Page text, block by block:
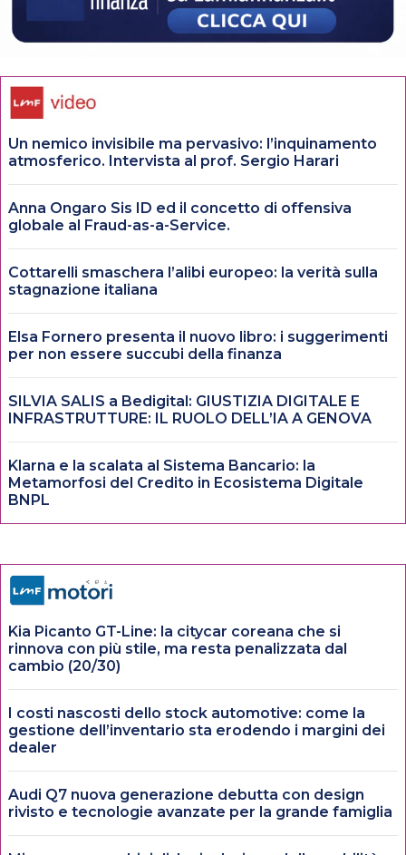
Un nemico invisibile ma pervasivo: l’inquinamento
atmosferico. Intervista al prof. Sergio Harari
Anna Ongaro Sis ID ed il concetto di offensiva
globale al Fraud-as-a-Service.
Cottarelli smaschera l’alibi europeo: la verità sulla
stagnazione italiana
Elsa Fornero presenta il nuovo libro: i suggerimenti
per non essere succubi della finanza
SILVIA SALIS a Bedigital: GIUSTIZIA DIGITALE E
INFRASTRUTTURE: IL RUOLO DELL’IA A GENOVA
Klarna e la scalata al Sistema Bancario: la
Metamorfosi del Credito in Ecosistema Digitale
BNPL
Kia Picanto GT-Line: la citycar coreana che si
rinnova con più stile, ma resta penalizzata dal
cambio (20/30)
I costi nascosti dello stock automotive: come la
gestione dell’inventario sta erodendo i margini dei
dealer
Audi Q7 nuova generazione debutta con design
rivisto e tecnologie avanzate per la grande famiglia